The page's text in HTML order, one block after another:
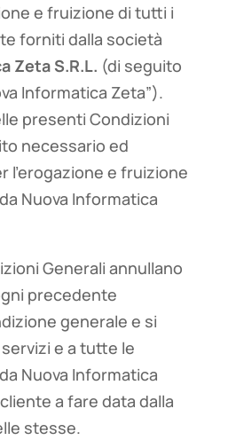
e fruizione di tutti i
forniti dalla società
Zeta S.R.L. (di seguito
Informatica Zeta”).
presenti Condizioni
necessario ed
l’erogazione e fruizione
Nuova Informatica
Generali annullano
precedente
generale e si
e a tutte le
Nuova Informatica
a fare data dalla
stesse.